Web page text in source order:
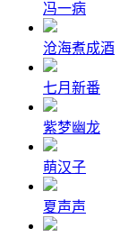
冯一病
沧海煮成酒
七月新番
紫梦幽龙
萌汉子
夏声声